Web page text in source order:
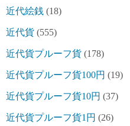
近代絵銭 (18)
近代貨 (555)
近代貨プルーフ貨 (178)
近代貨プルーフ貨100円 (19)
近代貨プルーフ貨10円 (37)
近代貨プルーフ貨1円 (26)